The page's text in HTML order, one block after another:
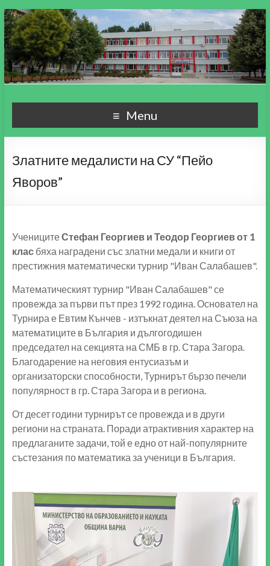
СУ "Пейо Кр. Яворов"
гр. Варна
Училище, мой свят чудесен!
Menu
Златните медалисти на СУ “Пейо
Яворов”
УченицитеСтефан Георгиев и Теодор Георгиев от 1
класбяха наградени със златни медали и книги от
престижния математически турнир "Иван Салабашев".
Математическият турнир "Иван Салабашев" се
провежда за първи път през 1992 година. Основател на
Турнира е Евтим Кънчев - изтъкнат деятел на Съюза на
математиците в България и дългогодишен
председател на секцията на СМБ в гр. Стара Загора.
Благодарение на неговия ентусиазъм и
организаторски способности, Турнирът бързо печели
популярност в гр. Стара Загора и в региона.
От десет години турнирът се провежда и в други
региони на страната. Поради атрактивния характер на
предлаганите задачи, той е едно от най-популярните
състезания по математика за ученици в България.